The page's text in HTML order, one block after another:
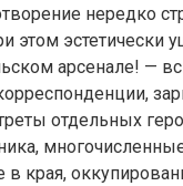
нередко
этом
арсенале! —
отдельных
края,